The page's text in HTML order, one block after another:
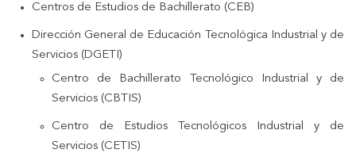
Centros de Estudios de Bachillerato (CEB)
Dirección General de Educación Tecnológica Industrial y de
Servicios (DGETI)
Centro de Bachillerato Tecnológico Industrial y de
Servicios (CBTIS)
Centro de Estudios Tecnológicos Industrial y de
Servicios (CETIS)